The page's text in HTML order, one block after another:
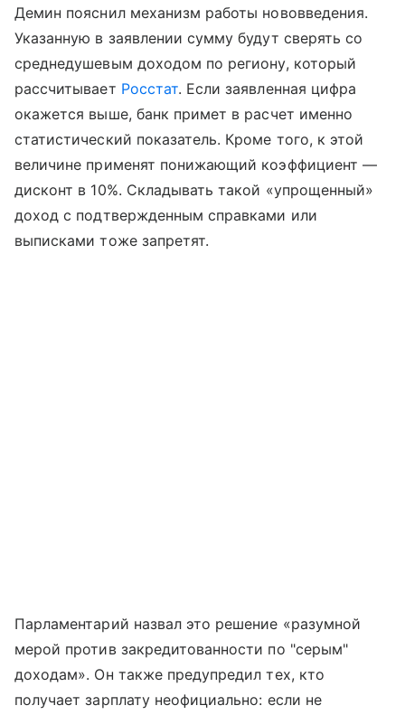
Демин пояснил механизм работы нововведения.
Указанную в заявлении сумму будут сверять со
среднедушевым доходом по региону, который
рассчитывает Росстат. Если заявленная цифра
окажется выше, банк примет в расчет именно
статистический показатель. Кроме того, к этой
величине применят понижающий коэффициент —
дисконт в 10%. Складывать такой «упрощенный»
доход с подтвержденным справками или
выписками тоже запретят.
Парламентарий назвал это решение «разумной
мерой против закредитованности по "серым"
доходам». Он также предупредил тех, кто
получает зарплату неофициально: если не